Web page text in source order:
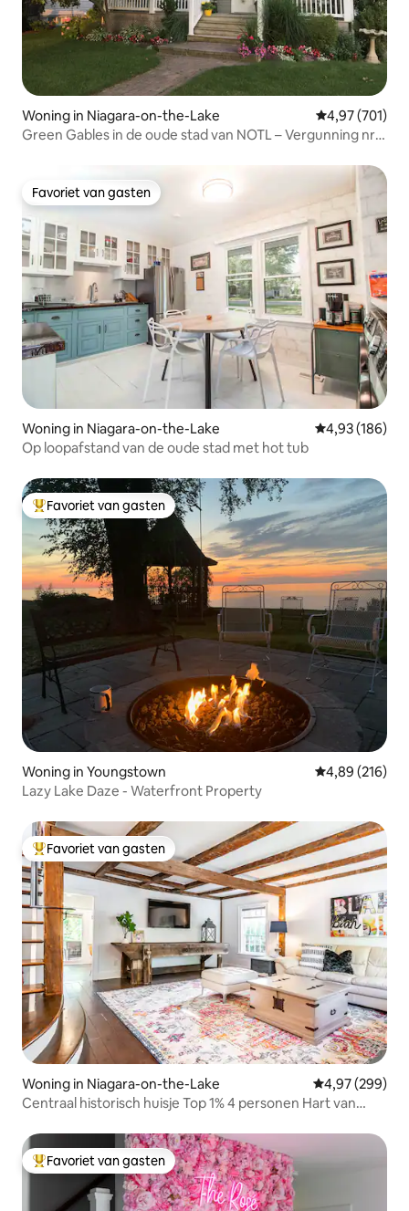
Woning in Niagara-on-the-Lake Gemiddelde
4,97 (701)
Green Gables in de oude stad van NOTL – Vergunning nr.
Favoriet van gasten
Favoriet van gasten
Woning in Niagara-on-the-Lake Gemiddelde
4,93 (186)
Op loopafstand van de oude stad met hot tub
Topfavoriet van gasten
Favoriet van gasten
Woning in Youngstown Gemiddelde
4,89 (216)
Lazy Lake Daze - Waterfront Property
Topfavoriet van gasten
Favoriet van gasten
Woning in Niagara-on-the-Lake Gemiddelde
4,97 (299)
Centraal historisch huisje Top 1% 4 personen Hart van
Topfavoriet van gasten
Favoriet van gasten